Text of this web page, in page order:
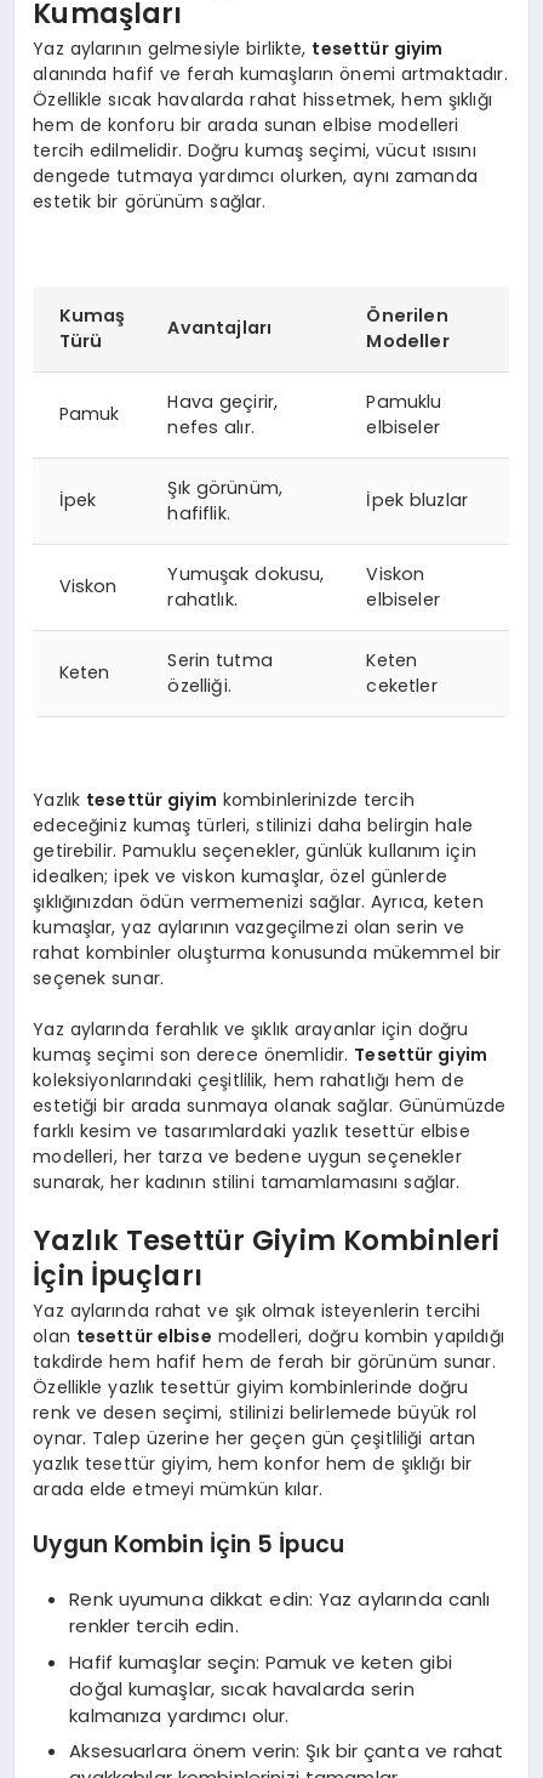
Kumaşları
Yaz aylarının gelmesiyle birlikte, tesettür giyim
alanında hafif ve ferah kumaşların önemi artmaktadır.
Özellikle sıcak havalarda rahat hissetmek, hem şıklığı
hem de konforu bir arada sunan elbise modelleri
tercih edilmelidir. Doğru kumaş seçimi, vücut ısısını
dengede tutmaya yardımcı olurken, aynı zamanda
estetik bir görünüm sağlar.
Kumaş
Türü
Avantajları
Önerilen
Modeller
Pamuk
Hava geçirir,
nefes alır.
Pamuklu
elbiseler
İpek
Şık görünüm,
hafiflik.
İpek bluzlar
Viskon
Yumuşak dokusu,
rahatlık.
Viskon
elbiseler
Keten
Serin tutma
özelliği.
Keten
ceketler
Yazlık tesettür giyim kombinlerinizde tercih
edeceğiniz kumaş türleri, stilinizi daha belirgin hale
getirebilir. Pamuklu seçenekler, günlük kullanım için
idealken; ipek ve viskon kumaşlar, özel günlerde
şıklığınızdan ödün vermemenizi sağlar. Ayrıca, keten
kumaşlar, yaz aylarının vazgeçilmezi olan serin ve
rahat kombinler oluşturma konusunda mükemmel bir
seçenek sunar.
Yaz aylarında ferahlık ve şıklık arayanlar için doğru
kumaş seçimi son derece önemlidir. Tesettür giyim
koleksiyonlarındaki çeşitlilik, hem rahatlığı hem de
estetiği bir arada sunmaya olanak sağlar. Günümüzde
farklı kesim ve tasarımlardaki yazlık tesettür elbise
modelleri, her tarza ve bedene uygun seçenekler
sunarak, her kadının stilini tamamlamasını sağlar.
Yazlık Tesettür Giyim Kombinleri
İçin İpuçları
Yaz aylarında rahat ve şık olmak isteyenlerin tercihi
olan tesettür elbise modelleri, doğru kombin yapıldığı
takdirde hem hafif hem de ferah bir görünüm sunar.
Özellikle yazlık tesettür giyim kombinlerinde doğru
renk ve desen seçimi, stilinizi belirlemede büyük rol
oynar. Talep üzerine her geçen gün çeşitliliği artan
yazlık tesettür giyim, hem konfor hem de şıklığı bir
arada elde etmeyi mümkün kılar.
Uygun Kombin İçin 5 İpucu
Renk uyumuna dikkat edin: Yaz aylarında canlı
renkler tercih edin.
Hafif kumaşlar seçin: Pamuk ve keten gibi
doğal kumaşlar, sıcak havalarda serin
kalmanıza yardımcı olur.
Aksesuarlara önem verin: Şık bir çanta ve rahat